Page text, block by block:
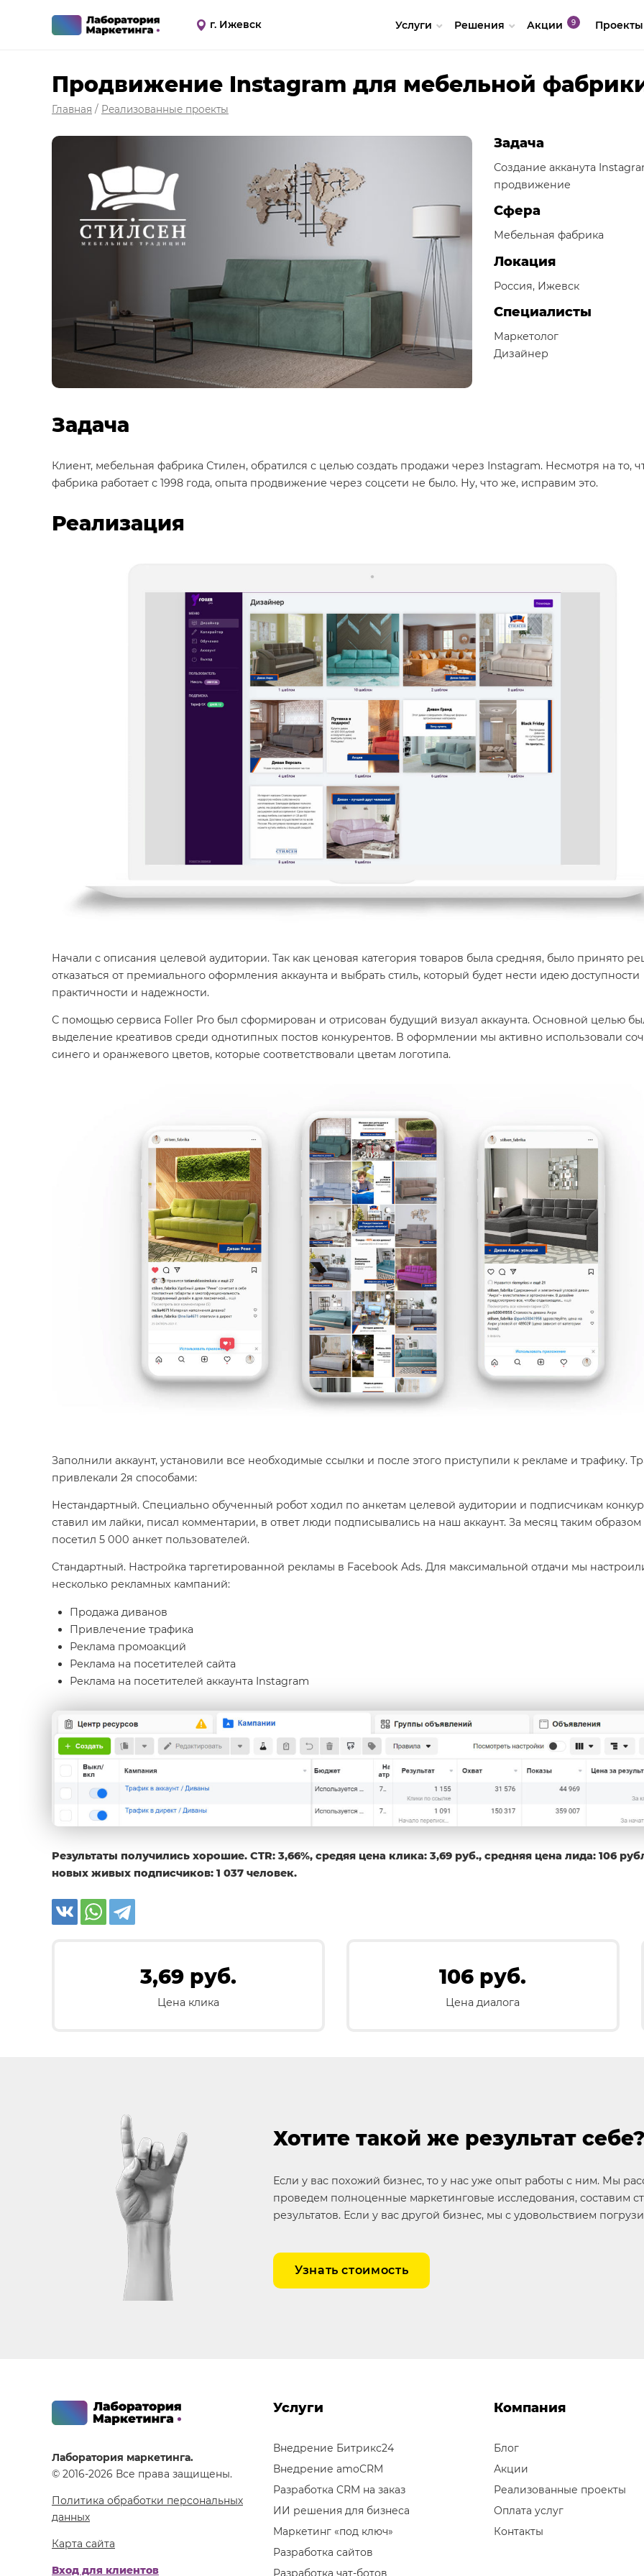
г. Ижевск Услуги Решения Акции Проекты
Продвижение Instagram для мебельной
Главная / Реализованные проекты
Задача
Создание акканута
продвижение
Сфера
Мебельная фабрика
Локация
Россия, Ижевск
Специалисты
Маркетолог
Дизайнер
Задача
Клиент, мебельная фабрика Стилен, обратился с целью создать продажи через Instagram. Несмотря на то,
фабрика работает с 1998 года, опыта продвижение через соцсети не было. Ну, что же, исправим это.
Реализация
Начали с описания целевой аудитории. Так как ценовая категория товаров была средняя, было принято
отказаться от премиального оформления аккаунта и выбрать стиль, который будет нести идею доступности
практичности и надежности.
С помощью сервиса Foller Pro был сформирован и отрисован будущий визуал аккаунта. Основной целью
выделение креативов среди однотипных постов конкурентов. В оформлении мы активно использовали
синего и оранжевого цветов, которые соответствовали цветам логотипа.
Заполнили аккаунт, установили все необходимые ссылки и после этого приступили к рекламе и трафику.
привлекали 2я способами:
Нестандартный. Специально обученный робот ходил по анкетам целевой аудитории и подписчикам
ставил им лайки, писал комментарии, в ответ люди подписывались на наш аккаунт. За месяц таким образом
посетил 5 000 анкет пользователей.
Стандартный. Настройка таргетированной рекламы в Facebook Ads. Для максимальной отдачи мы
несколько рекламных кампаний:
Продажа диванов
Привлечение трафика
Реклама промоакций
Реклама на посетителей сайта
Реклама на посетителей аккаунта Instagram
Результаты получились хорошие. CTR: 3,66%, средяя цена клика: 3,69 руб., средняя цена лида: 106
новых живых подписчиков: 1 037 человек.
3,69 руб.
Цена клика
106 руб.
Цена диалога
Хотите такой же результат
Если у вас похожий бизнес, то у нас уже опыт работы с ним. Мы
проведем полноценные маркетинговые исследования, составим
результатов. Если у вас другой бизнес, мы с удовольствием
Узнать стоимость
Лаборатория маркетинга.
© 2016-2026 Все права защищены.
Политика обработки персональных
данных
Карта сайта
Вход для клиентов
Услуги
Внедрение Битрикс24
Внедрение amoCRM
Разработка CRM на заказ
ИИ решения для бизнеса
Маркетинг «под ключ»
Разработка сайтов
Разработка чат-ботов
Компания
Блог
Акции
Реализованные проекты
Оплата услуг
Контакты